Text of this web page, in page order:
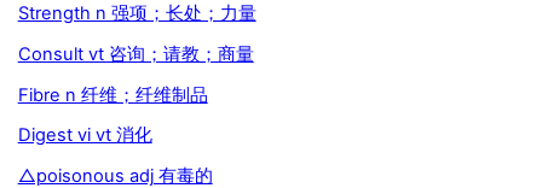
Strength n 强项；长处；力量
Consult vt 咨询；请教；商量
Fibre n 纤维；纤维制品
Digest vi vt 消化
△poisonous adj 有毒的